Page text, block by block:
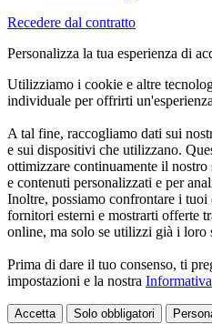
Recedere dal contratto
Personalizza la tua esperienza di
Utilizziamo i cookie e altre
individuale per offrirti
A tal fine, raccogliamo dati sui
e sui dispositivi che utilizzano.
ottimizzare continuamente il
e contenuti personalizzati e per
Inoltre, possiamo confrontare i
fornitori esterni e mostrarti offerte
online, ma solo se utilizzi già i loro
Prima di dare il tuo consenso, ti
impostazioni e la nostra
Accetta Solo obbligatori